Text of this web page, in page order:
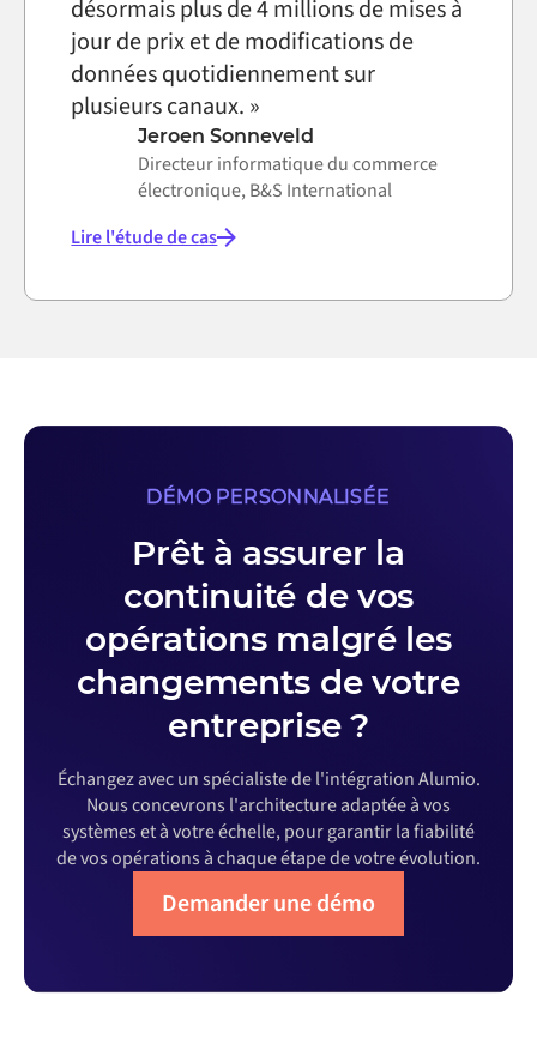
désormais plus de 4 millions de mises à
jour de prix et de modifications de
données quotidiennement sur
plusieurs canaux. »
Jeroen Sonneveld
Directeur informatique du commerce
électronique, B&S International
Lire l'étude de cas
DÉMO PERSONNALISÉE
Prêt à assurer la
continuité de vos
opérations malgré les
changements de votre
entreprise ?
Échangez avec un spécialiste de l'intégration Alumio.
Nous concevrons l'architecture adaptée à vos
systèmes et à votre échelle, pour garantir la fiabilité
de vos opérations à chaque étape de votre évolution.
Demander une démo